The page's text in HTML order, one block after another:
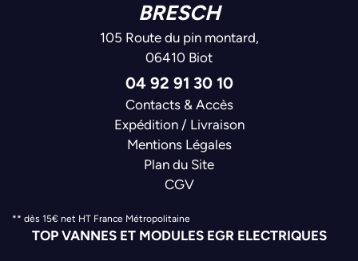
BRESCH
105 Route du pin montard,
06410 Biot
04 92 91 30 10
Contacts & Accès
Expédition / Livraison
Mentions Légales
Plan du Site
CGV
** dès 15€ net HT France Métropolitaine
TOP VANNES ET MODULES EGR ELECTRIQUES